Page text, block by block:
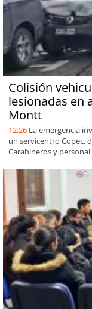
Colisión
lesionadas en
Montt
12:26 La emergencia
un servicentro Copec,
Carabineros y personal